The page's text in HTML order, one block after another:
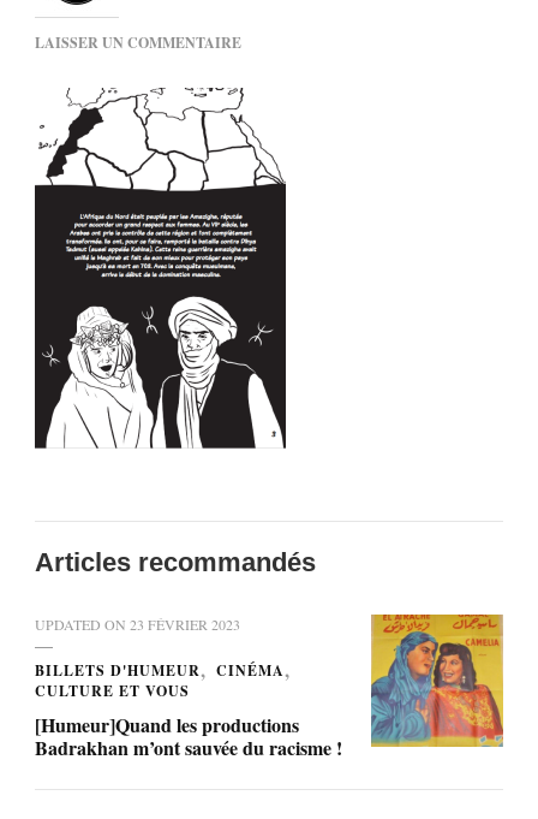
LAISSER UN COMMENTAIRESUR
Articles recommandés
UPDATED ON 23 FÉVRIER 2023
BILLETS D'HUMEUR
CINÉMA
CULTURE ET VOUS
[Humeur]Quand les productions
Badrakhan m’ont sauvée du racisme !